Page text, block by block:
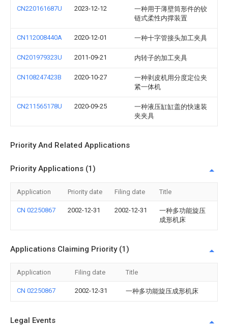
CN220161687U 2023-12-12
一种用于薄壁筒形件的铰
链式柔性内撑装置
CN112008440A 2020-12-01 一种十字管接头加工夹具
CN201979323U 2011-09-21 内转子的加工夹具
CN108247423B 2020-10-27
一种剥皮机用分度定位夹
紧一体机
CN211565178U 2020-09-25
一种液压缸缸盖的快速装
夹夹具
Priority And Related Applications
Priority Applications (1)
Application Priority date Filing date Title
CN 02250867 2002-12-31 2002-12-31
一种多功能旋压
成形机床
Applications Claiming Priority (1)
Application Filing date Title
CN 02250867 2002-12-31 一种多功能旋压成形机床
Legal Events